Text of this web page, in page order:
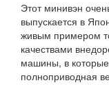
Этот минивэн
выпускается в
живым примером
качествами
машины, в
полноприводная